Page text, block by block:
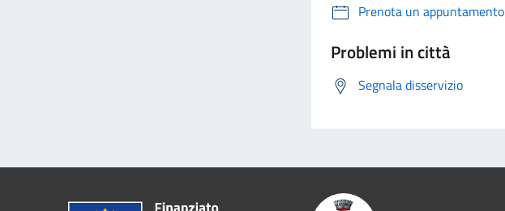
Prenota un appuntamento
Problemi in città
Segnala disservizio